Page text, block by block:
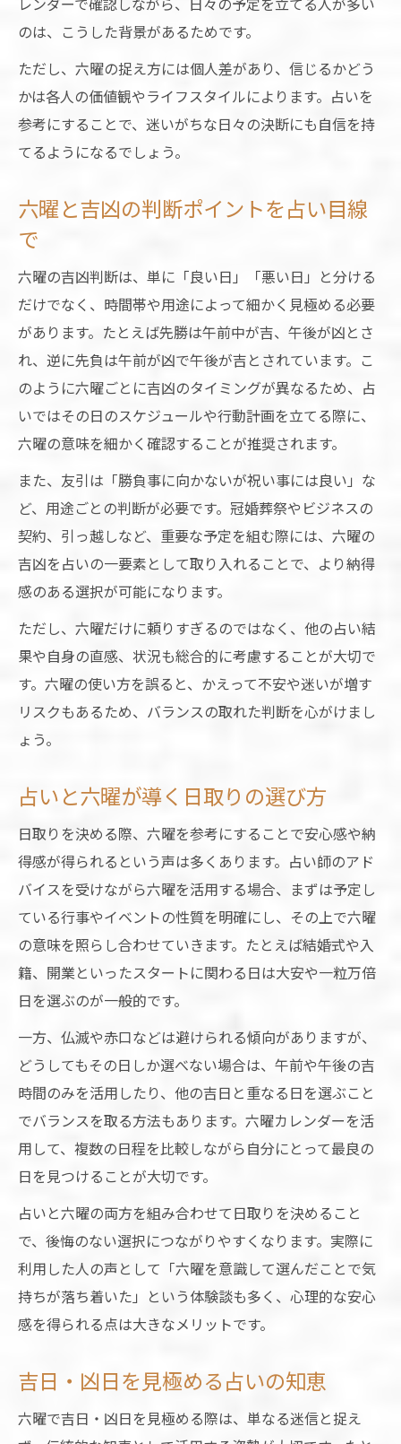
のは、こうした背景があるためです。
ただし、六曜の捉え方には個人差があり、信じるかどう
かは各人の価値観やライフスタイルによります。占いを
参考にすることで、迷いがちな日々の決断にも自信を持
てるようになるでしょう。
六曜と吉凶の判断ポイントを占い目線
で
六曜の吉凶判断は、単に「良い日」「悪い日」と分ける
だけでなく、時間帯や用途によって細かく見極める必要
があります。たとえば先勝は午前中が吉、午後が凶とさ
れ、逆に先負は午前が凶で午後が吉とされています。こ
のように六曜ごとに吉凶のタイミングが異なるため、占
いではその日のスケジュールや行動計画を立てる際に、
六曜の意味を細かく確認することが推奨されます。
また、友引は「勝負事に向かないが祝い事には良い」な
ど、用途ごとの判断が必要です。冠婚葬祭やビジネスの
契約、引っ越しなど、重要な予定を組む際には、六曜の
吉凶を占いの一要素として取り入れることで、より納得
感のある選択が可能になります。
ただし、六曜だけに頼りすぎるのではなく、他の占い結
果や自身の直感、状況も総合的に考慮することが大切で
す。六曜の使い方を誤ると、かえって不安や迷いが増す
リスクもあるため、バランスの取れた判断を心がけまし
ょう。
占いと六曜が導く日取りの選び方
日取りを決める際、六曜を参考にすることで安心感や納
得感が得られるという声は多くあります。占い師のアド
バイスを受けながら六曜を活用する場合、まずは予定し
ている行事やイベントの性質を明確にし、その上で六曜
の意味を照らし合わせていきます。たとえば結婚式や入
籍、開業といったスタートに関わる日は大安や一粒万倍
日を選ぶのが一般的です。
一方、仏滅や赤口などは避けられる傾向がありますが、
どうしてもその日しか選べない場合は、午前や午後の吉
時間のみを活用したり、他の吉日と重なる日を選ぶこと
でバランスを取る方法もあります。六曜カレンダーを活
用して、複数の日程を比較しながら自分にとって最良の
日を見つけることが大切です。
占いと六曜の両方を組み合わせて日取りを決めること
で、後悔のない選択につながりやすくなります。実際に
利用した人の声として「六曜を意識して選んだことで気
持ちが落ち着いた」という体験談も多く、心理的な安心
感を得られる点は大きなメリットです。
吉日・凶日を見極める占いの知恵
六曜で吉日・凶日を見極める際は、単なる迷信と捉え